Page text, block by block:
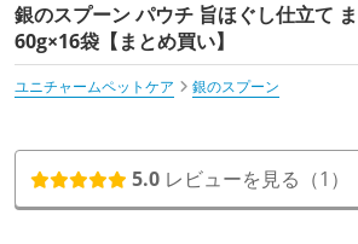
銀のスプーン パウチ 旨ほぐし仕立て
60g×16袋【まとめ買い】
ユニチャームペットケア
銀のスプーン
5.0 レビューを見る（1）